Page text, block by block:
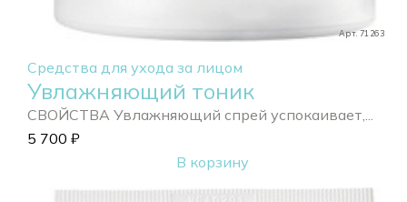
Арт. 71263
Средства для ухода за лицом
Увлажняющий тоник
СВОЙСТВА Увлажняющий спрей успокаивает,...
5 700 ₽
В корзину